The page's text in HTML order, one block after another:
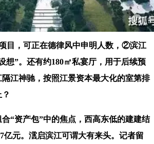
目，可正在德律风中申明人数，②滨江
想”。还有约180㎡私宴厅，用于后续预
江神驰，按照江景资本最大化的室第排
资产包”中的焦点，西高东低的建建结
亿元。澐启滨江可谓大有来头。记者留